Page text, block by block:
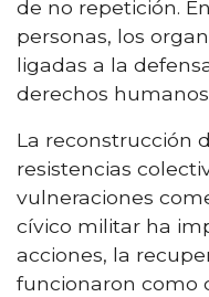
de no repetición.
personas, los
ligadas a la
derechos
La reconstrucción
resistencias
vulneraciones
cívico militar ha
acciones, la
funcionaron como